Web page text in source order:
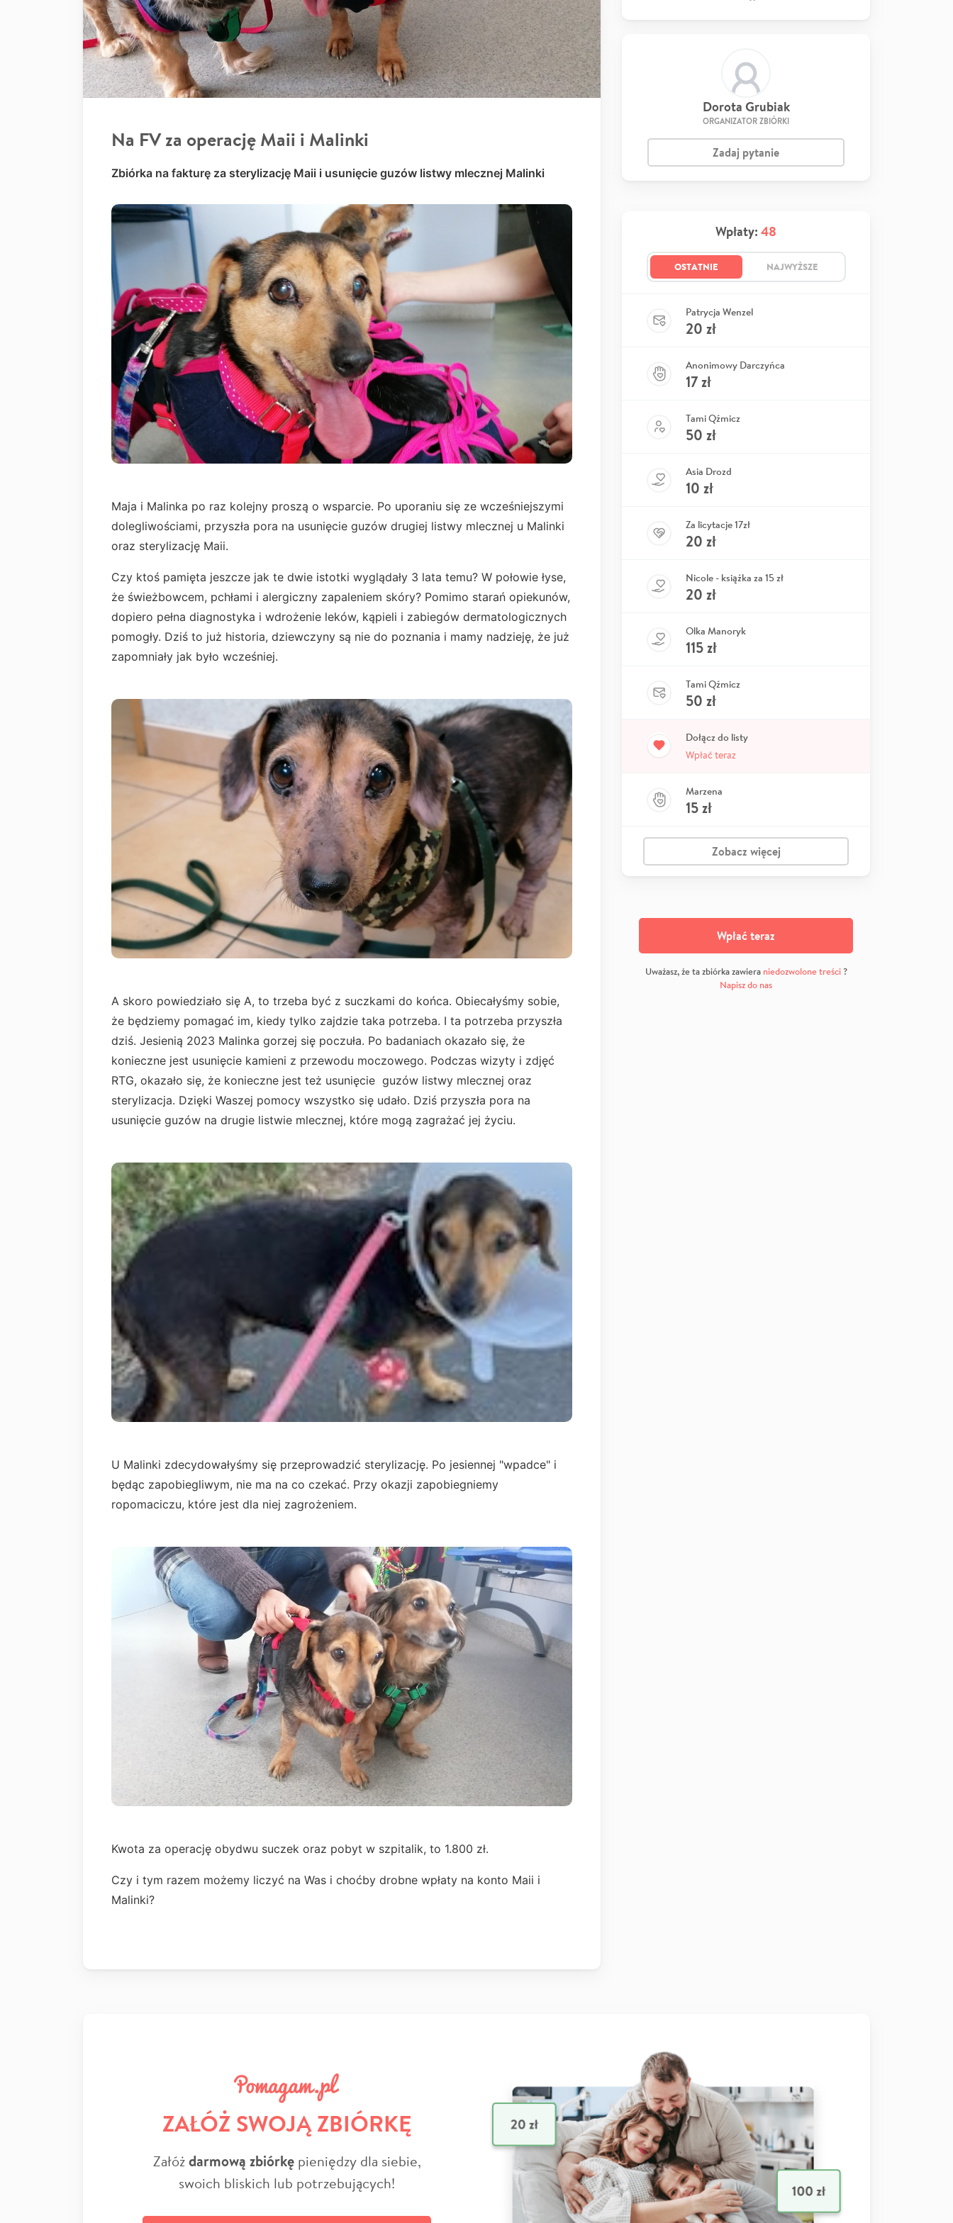
Na FV za operację Maii i Malinki
Zbiórka na fakturę za sterylizację Maii i usunięcie guzów listwy mlecznej Malinki
Maja i Malinka po raz kolejny proszą o wsparcie. Po uporaniu się ze wcześniejszymi
dolegliwościami, przyszła pora na usunięcie guzów drugiej listwy mlecznej u Malinki
oraz sterylizację Maii.
Czy ktoś pamięta jeszcze jak te dwie istotki wyglądały 3 lata temu? W połowie łyse,
że świeżbowcem, pchłami i alergiczny zapaleniem skóry? Pomimo starań opiekunów,
dopiero pełna diagnostyka i wdrożenie leków, kąpieli i zabiegów dermatologicznych
pomogły. Dziś to już historia, dziewczyny są nie do poznania i mamy nadzieję, że już
zapomniały jak było wcześniej.
A skoro powiedziało się A, to trzeba być z suczkami do końca. Obiecałyśmy sobie,
że będziemy pomagać im, kiedy tylko zajdzie taka potrzeba. I ta potrzeba przyszła
dziś. Jesienią 2023 Malinka gorzej się poczuła. Po badaniach okazało się, że
konieczne jest usunięcie kamieni z przewodu moczowego. Podczas wizyty i zdjęć
RTG, okazało się, że konieczne jest też usunięcie guzów listwy mlecznej oraz
sterylizacja. Dzięki Waszej pomocy wszystko się udało. Dziś przyszła pora na
usunięcie guzów na drugie listwie mlecznej, które mogą zagrażać jej życiu.
U Malinki zdecydowałyśmy się przeprowadzić sterylizację. Po jesiennej "wpadce" i
będąc zapobiegliwym, nie ma na co czekać. Przy okazji zapobiegniemy
ropomaciczu, które jest dla niej zagrożeniem.
Kwota za operację obydwu suczek oraz pobyt w szpitalik, to 1.800 zł.
Czy i tym razem możemy liczyć na Was i choćby drobne wpłaty na konto Maii i
Malinki?
Dorota Grubiak
ORGANIZATOR ZBIÓRKI
Zadaj pytanie
Wpłaty: 48
OSTATNIE NAJWYŻSZE
Patrycja Wenzel
20 zł
Anonimowy Darczyńca
17zł
Tami Qźmicz
50 zł
Asia Drozd
10 zł
Za licytacje 17zł
20 zł
Nicole - książka za 15 zł
20 zł
Olka Manoryk
115zł
Tami Qźmicz
50 zł
Dołącz do listy
Wpłać teraz
Marzena
15zł
Zobacz więcej
Wpłać teraz
Uważasz, że ta zbiórka zawiera niedozwolone treści?
Napisz do nas
ZAŁÓŻ SWOJĄ ZBIÓRKĘ
Załóżdarmową zbiórkępieniędzy dla siebie,
swoich bliskich lub potrzebujących!